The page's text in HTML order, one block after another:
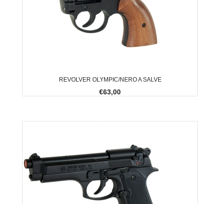
REVOLVER OLYMPIC/NERO A SALVE
€63,00